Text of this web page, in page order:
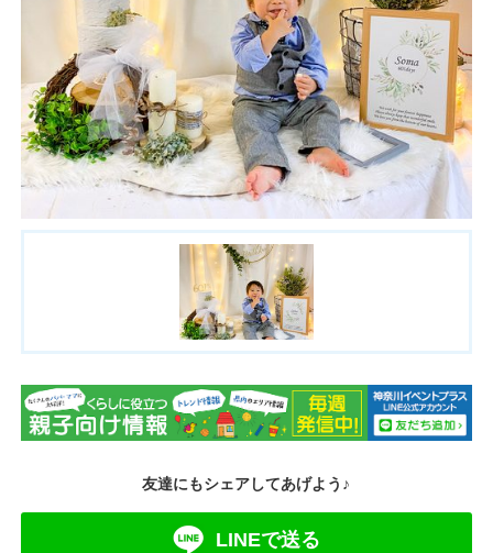
友達にもシェアしてあげよう♪
LINEで送る